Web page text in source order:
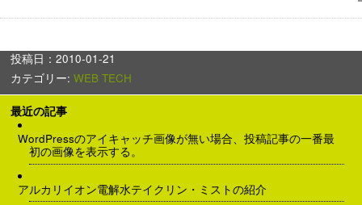
投稿日：2010-01-21
カテゴリー:WEB TECH
最近の記事
WordPressのアイキャッチ画像が無い場合、投稿記事の一番最
初の画像を表示する。
アルカリイオン電解水テイクリン・ミストの紹介